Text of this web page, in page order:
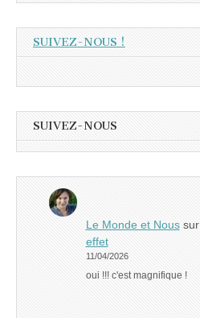
SUIVEZ-NOUS !
SUIVEZ-NOUS
Le Monde et Noussur
effet
11/04/2026
oui !!! c'est magnifique !